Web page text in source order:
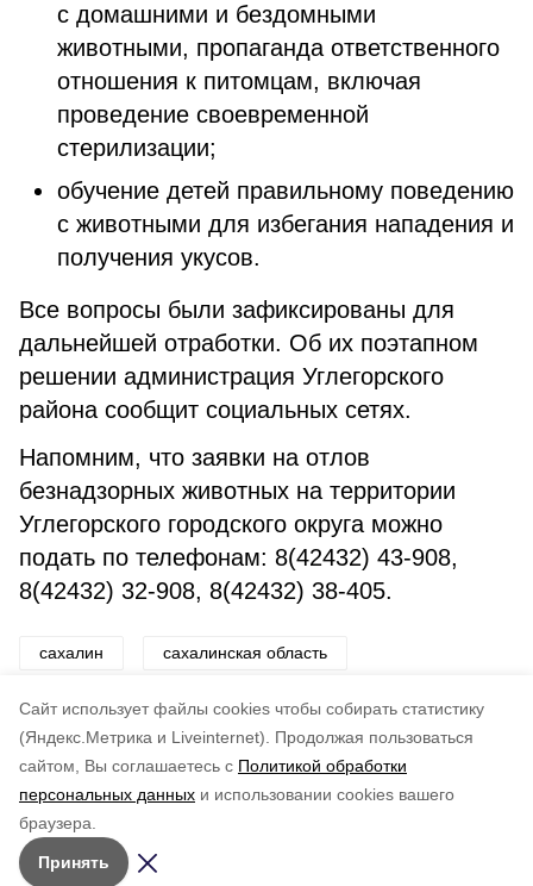
Cайт использует файлы cookies чтобы собирать статистику
(Яндекс.Метрика и Liveinternet).
Продолжая пользоваться
сайтом, Вы соглашаетесь с Политикой обработки
персональных данных и использовании cookies вашего
браузера.
Принять
Подписывайтесь на наш Telegram
канал
Рассказываем о главном в районе. Самая актуальная
и достоверная информация!
с домашними и бездомными
животными, пропаганда ответственного
отношения к питомцам, включая
проведение своевременной
стерилизации;
обучение детей правильному поведению
с животными для избегания нападения и
получения укусов.
Все вопросы были зафиксированы для
дальнейшей отработки. Об их поэтапном
решении администрация Углегорского
района сообщит социальных сетях.
Напомним, что заявки на отлов
безнадзорных животных на территории
Углегорского городского округа можно
подать по телефонам: 8(42432) 43-908,
8(42432) 32-908, 8(42432) 38-405.
сахалин сахалинская область
углегорский район шахтерск
по оценке
5